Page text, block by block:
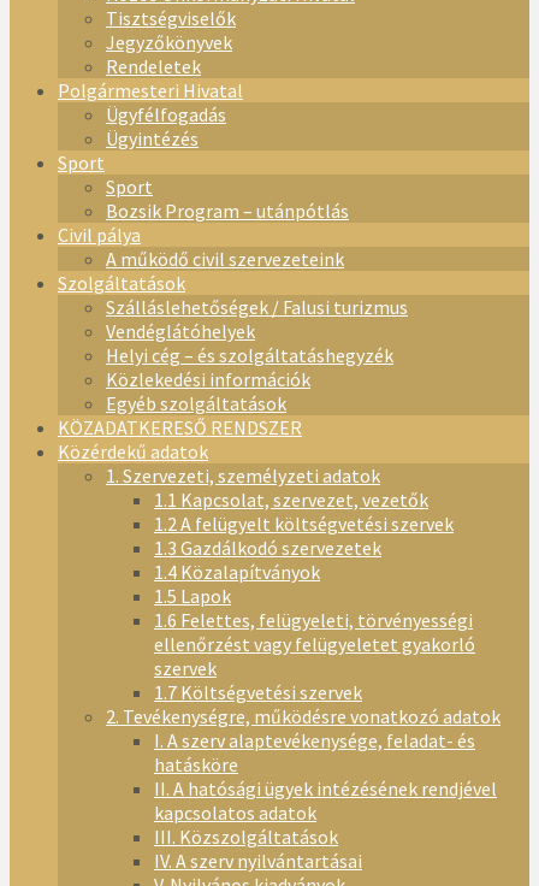
Tisztségviselők
Jegyzőkönyvek
Rendeletek
Polgármesteri Hivatal
Ügyfélfogadás
Ügyintézés
Sport
Sport
Bozsik Program – utánpótlás
Civil pálya
A működő civil szervezeteink
Szolgáltatások
Szálláslehetőségek / Falusi turizmus
Vendéglátóhelyek
Helyi cég – és szolgáltatáshegyzék
Közlekedési információk
Egyéb szolgáltatások
KÖZADATKERESŐ RENDSZER
Közérdekű adatok
1. Szervezeti, személyzeti adatok
1.1 Kapcsolat, szervezet, vezetők
1.2 A felügyelt költségvetési szervek
1.3 Gazdálkodó szervezetek
1.4 Közalapítványok
1.5 Lapok
1.6 Felettes, felügyeleti, törvényességi
ellenőrzést vagy felügyeletet gyakorló
szervek
1.7 Költségvetési szervek
2. Tevékenységre, működésre vonatkozó adatok
I. A szerv alaptevékenysége, feladat- és
hatásköre
II. A hatósági ügyek intézésének rendjével
kapcsolatos adatok
III. Közszolgáltatások
IV. A szerv nyilvántartásai